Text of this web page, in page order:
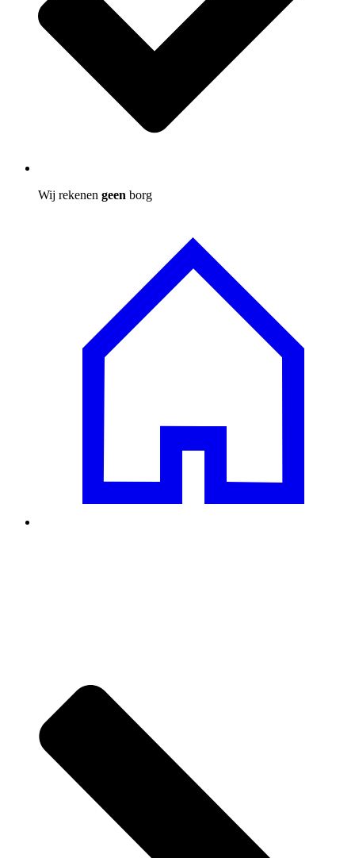
Wij rekenen geen borg